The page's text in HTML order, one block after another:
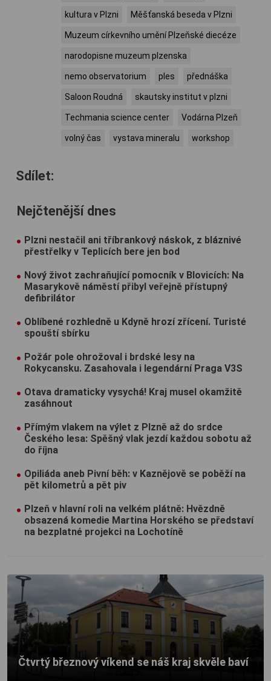
kultura v Plzni Měšťanská beseda v Plzni
Muzeum církevního umění Plzeňské diecéze
narodopisne muzeum plzenska
nemo observatorium ples přednáška
Saloon Roudná skautsky institut v plzni
Techmania science center Vodárna Plzeň
volný čas vystava mineralu workshop
Sdílet:
Nejčtenější dnes
Plzni nestačil ani tříbrankový náskok, z bláznivé
přestřelky v Teplicích bere jen bod
Nový život zachraňující pomocník v Blovicích: Na
Masarykově náměstí přibyl veřejně přístupný
defibrilátor
Oblíbené rozhledně u Kdyně hrozí zřícení. Turisté
spouští sbírku
Požár pole ohrožoval i brdské lesy na
Rokycansku. Zasahovala i legendární Praga V3S
Otava dramaticky vysychá! Kraj musel okamžitě
zasáhnout
Přímým vlakem na výlet z Plzně až do srdce
Českého lesa: Spěšný vlak jezdí každou sobotu až
do října
Opiliáda aneb Pivní běh: v Kaznějově se poběží na
pět kilometrů a pět piv
Plzeň v hlavní roli na velkém plátně: Hvězdně
obsazená komedie Martina Horského se představí
na bezplatné projekci na Lochotíně
Čtvrtý březnový víkend se náš kraj skvěle baví